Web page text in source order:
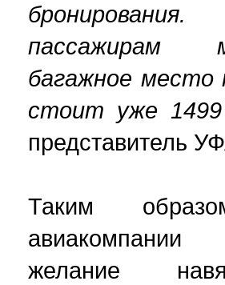
пассажирам
багажное место
стоит уже
представитель
Таким
желание